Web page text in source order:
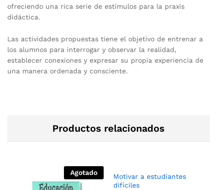
ofreciendo una rica serie de estímulos para la praxis
didáctica.
Las actividades propuestas tiene el objetivo de entrenar a
los alumnos para interrogar y observar la realidad,
establecer conexiones y expresar su propia experiencia de
una manera ordenada y consciente.
Productos relacionados
Agotado
Motivar a estudiantes
difíciles